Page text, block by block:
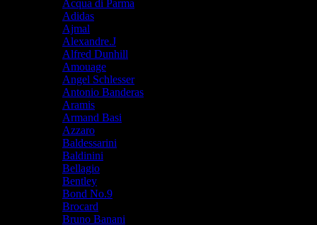
Acqua di Parma
Adidas
Ajmal
Alexandre.J
Alfred Dunhill
Amouage
Angel Schlesser
Antonio Banderas
Aramis
Armand Basi
Azzaro
Baldessarini
Baldinini
Bellagio
Bentley
Bond No.9
Brocard
Bruno Banani